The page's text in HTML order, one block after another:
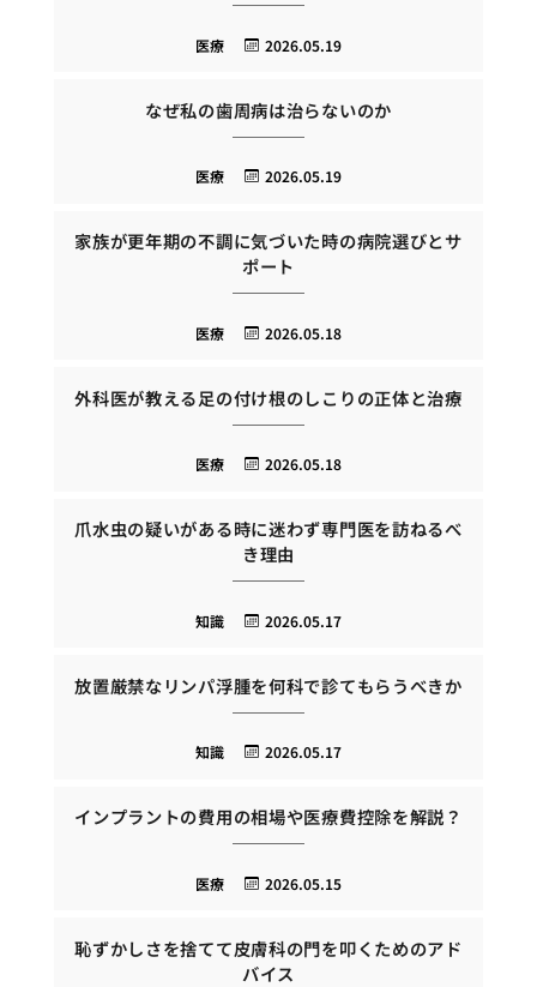
2026.05.19
医療
なぜ私の歯周病は治らないのか
2026.05.19
医療
家族が更年期の不調に気づいた時の病院選びとサ
ポート
2026.05.18
医療
外科医が教える足の付け根のしこりの正体と治療
2026.05.18
医療
爪水虫の疑いがある時に迷わず専門医を訪ねるべ
き理由
2026.05.17
知識
放置厳禁なリンパ浮腫を何科で診てもらうべきか
2026.05.17
知識
インプラントの費用の相場や医療費控除を解説？
2026.05.15
医療
恥ずかしさを捨てて皮膚科の門を叩くためのアド
バイス